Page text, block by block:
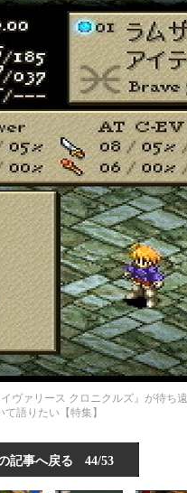
ヴァリース クロニクルズ』が待ち
て語りたい【特集】
記事へ戻る 44/53